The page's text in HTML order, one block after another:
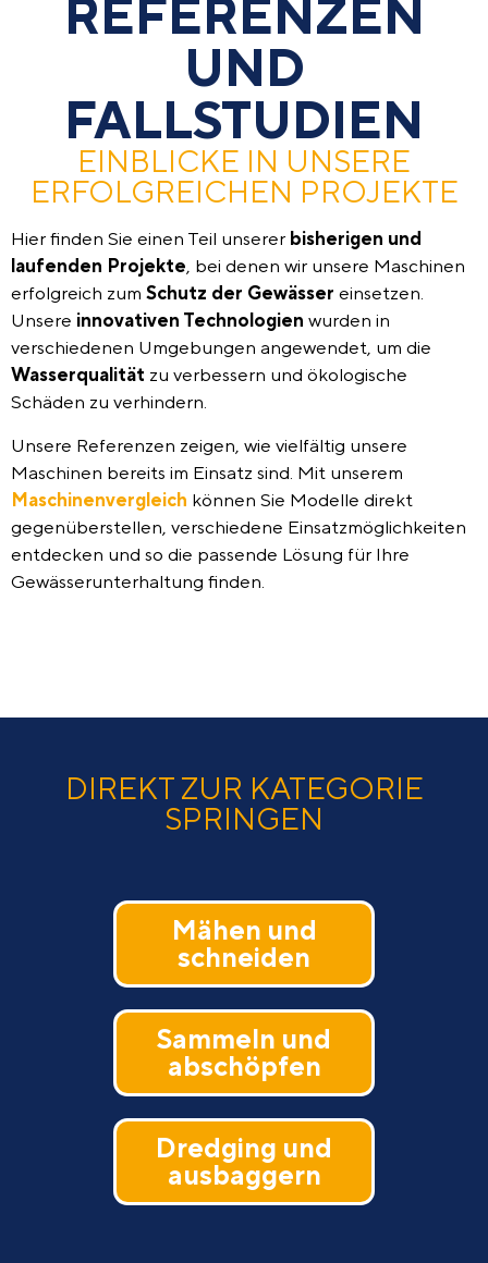
REFERENZEN
UND
FALLSTUDIEN
EINBLICKE IN UNSERE
ERFOLGREICHEN PROJEKTE
Hier finden Sie einen Teil unserer bisherigen und
laufenden Projekte, bei denen wir unsere Maschinen
erfolgreich zum Schutz der Gewässer einsetzen.
Unsere innovativen Technologien wurden in
verschiedenen Umgebungen angewendet, um die
Wasserqualität zu verbessern und ökologische
Schäden zu verhindern.
Unsere Referenzen zeigen, wie vielfältig unsere
Maschinen bereits im Einsatz sind. Mit unserem
Maschinenvergleich können Sie Modelle direkt
gegenüberstellen, verschiedene Einsatzmöglichkeiten
entdecken und so die passende Lösung für Ihre
Gewässerunterhaltung finden.
DIREKT ZUR KATEGORIE
SPRINGEN
Mähen und
schneiden
Sammeln und
abschöpfen
Dredging und
ausbaggern